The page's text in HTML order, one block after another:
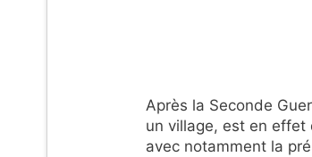
Après la Seconde
un village, est en effet
avec notamment la